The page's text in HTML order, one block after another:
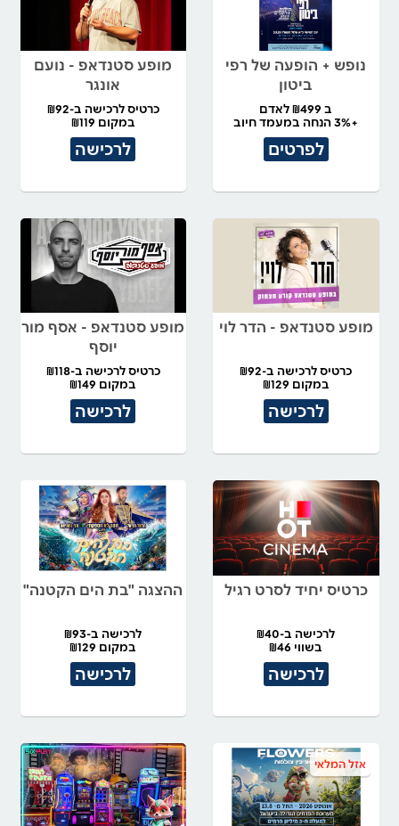
נופש + הופעה של רפי
ביטון
ב ₪499 לאדם
+3% הנחה במעמד חיוב
לפרטים
מופע סטנדאפ - נועם
אונגר
כרטיס לרכישה ב-₪92
במקום ₪119
לרכישה
מופע סטנדאפ - הדר לוי
כרטיס לרכישה ב-₪92
במקום ₪129
לרכישה
מופע סטנדאפ - אסף מור
יוסף
כרטיס לרכישה ב-₪118
במקום ₪149
לרכישה
כרטיס יחיד לסרט רגיל
לרכישה ב-₪40
בשווי ₪46
לרכישה
ההצגה "בת הים הקטנה"
לרכישה ב-₪93
במקום ₪129
לרכישה
אזל המלאי